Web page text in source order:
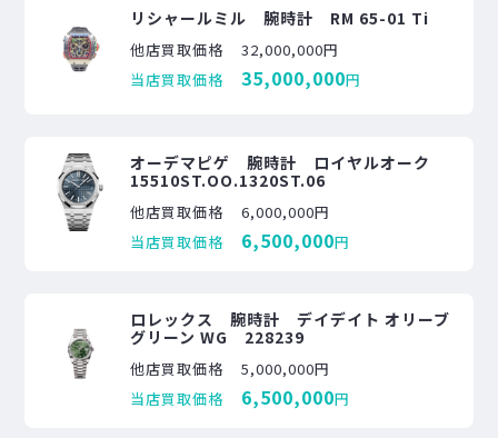
リシャールミル 腕時計 RM 65-01 Ti
他店買取価格
32,000,000円
当店買取価格
35,000,000円
オーデマピゲ 腕時計 ロイヤルオーク
15510ST.OO.1320ST.06
他店買取価格
6,000,000円
当店買取価格
6,500,000円
ロレックス 腕時計 デイデイト オリーブ
グリーン WG 228239
他店買取価格
5,000,000円
当店買取価格
6,500,000円